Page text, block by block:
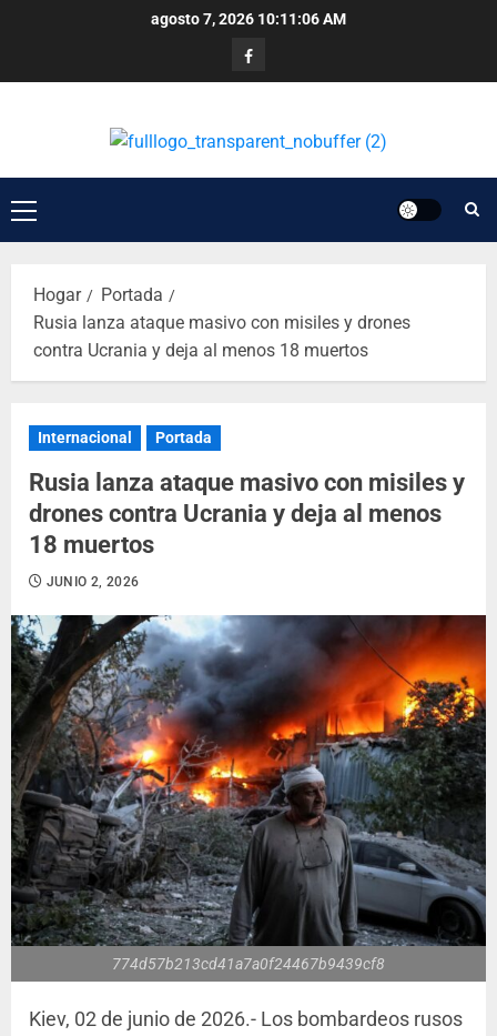
agosto 7, 2026 10:11:06 AM
Hogar
Portada
Rusia lanza ataque masivo con misiles y drones
contra Ucrania y deja al menos 18 muertos
Internacional Portada
Rusia lanza ataque masivo con misiles y
drones contra Ucrania y deja al menos
18 muertos
JUNIO 2, 2026
774d57b213cd41a7a0f24467b9439cf8
Kiev, 02 de junio de 2026.- Los bombardeos rusos